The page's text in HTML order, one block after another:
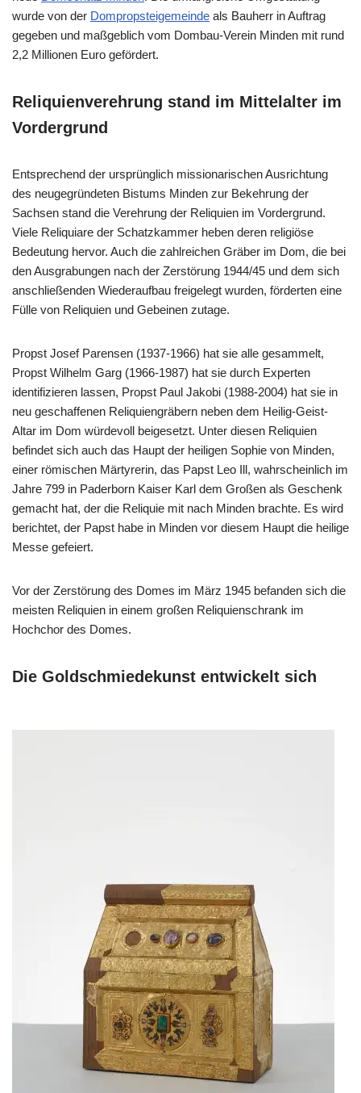
wurde von der Dompropsteigemeinde als Bauherr in Auftrag
gegeben und maßgeblich vom Dombau-Verein Minden mit rund
2,2 Millionen Euro gefördert.
Reliquienverehrung stand im Mittelalter im
Vordergrund
Entsprechend der ursprünglich missionarischen Ausrichtung
des neugegründeten Bistums Minden zur Bekehrung der
Sachsen stand die Verehrung der Reliquien im Vordergrund.
Viele Reliquiare der Schatzkammer heben deren religiöse
Bedeutung hervor. Auch die zahlreichen Gräber im Dom, die bei
den Ausgrabungen nach der Zerstörung 1944/45 und dem sich
anschließenden Wiederaufbau freigelegt wurden, förderten eine
Fülle von Reliquien und Gebeinen zutage.
Propst Josef Parensen (1937-1966) hat sie alle gesammelt,
Propst Wilhelm Garg (1966-1987) hat sie durch Experten
identifizieren lassen, Propst Paul Jakobi (1988-2004) hat sie in
neu geschaffenen Reliquiengräbern neben dem Heilig-Geist-
Altar im Dom würdevoll beigesetzt. Unter diesen Reliquien
befindet sich auch das Haupt der heiligen Sophie von Minden,
einer römischen Märtyrerin, das Papst Leo Ill, wahrscheinlich im
Jahre 799 in Paderborn Kaiser Karl dem Großen als Geschenk
gemacht hat, der die Reliquie mit nach Minden brachte. Es wird
berichtet, der Papst habe in Minden vor diesem Haupt die heilige
Messe gefeiert.
Vor der Zerstörung des Domes im März 1945 befanden sich die
meisten Reliquien in einem großen Reliquienschrank im
Hochchor des Domes.
Die Goldschmiedekunst entwickelt sich